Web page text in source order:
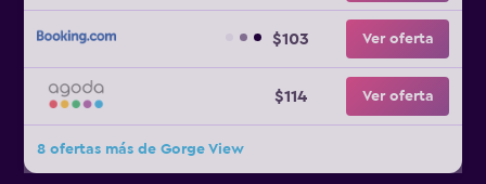
$103 Ver oferta
$114 Ver oferta
8 ofertas más de Gorge View